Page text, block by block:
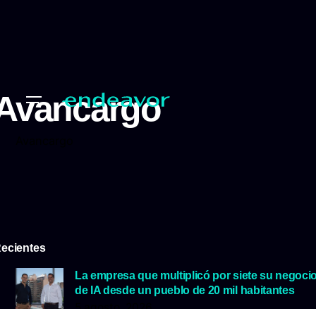
La empresa que multiplicó por siete su
de IA desde un pueblo de 20 mil habitantes